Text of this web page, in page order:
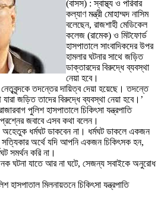
(বাসস) : স্বাস্থ্য ও পরিবার
কল্যাণ মন্ত্রী মোহাম্মদ নাসিম
বলেছেন, রাজশাহী মেডিকেল
কলেজ (রামেক) ও মিটফোর্ড
হাসপাতালে সাংবাদিকদের উপর
হামলার ঘটনার সাথে জড়িত
ডাক্তারদের বিরুদ্ধে ব্যবস্থা
নেয়া হবে।
তদন্তের দায়িত্ব দেয়া হয়েছে। তদন্তে
যারা জড়িত তাদের বিরুদ্ধে ব্যবস্থা নেয়া হবে।’
পুলিশ হাসপাতালে চিকিৎসা যন্ত্রপাতি
জবাবে এসব কথা বলেন।
অহেতুক ধর্মঘট ডাকবেন না। ধর্মঘট ডাকলে একজন
সত্যিকার অর্থে যদি আপনি একজন চিকিৎসক হন,
সমর্থন করি না।
ঘটনা যাতে আর না ঘটে, সেজন্য সবাইকে অনুরোধ
হাসপাতাল মিলনায়তনে চিকিৎসা যন্ত্রপাতি